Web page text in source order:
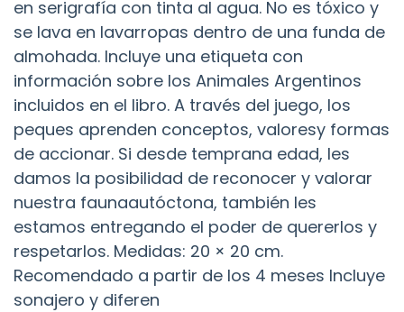
en serigrafía con tinta al agua. No es tóxico y
se lava en lavarropas dentro de una funda de
almohada. Incluye una etiqueta con
información sobre los Animales Argentinos
incluidos en el libro. A través del juego, los
peques aprenden conceptos, valoresy formas
de accionar. Si desde temprana edad, les
damos la posibilidad de reconocer y valorar
nuestra faunaautóctona, también les
estamos entregando el poder de quererlos y
respetarlos. Medidas: 20 × 20 cm.
Recomendado a partir de los 4 meses Incluye
sonajero y diferen